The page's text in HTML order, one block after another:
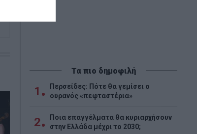
Τα πιο δημοφιλή
1
Περσείδες: Πότε θα γεμίσει ο
ουρανός «πεφταστέρια»
2
Ποια επαγγέλματα θα κυριαρχήσουν
στην Ελλάδα μέχρι το 2030;